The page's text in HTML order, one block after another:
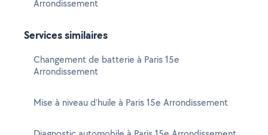
Arrondissement
Services similaires
Changement de batterie à Paris 15e
Arrondissement
Mise à niveau d'huile à Paris 15e Arrondissement